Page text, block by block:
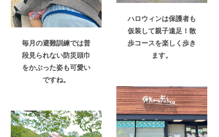
ハロウィンは保護者も
仮装して親子遠足！散
歩コースを楽しく歩き
ます。
毎月の避難訓練では普
段見られない防災頭巾
をかぶった姿も可愛い
ですね。